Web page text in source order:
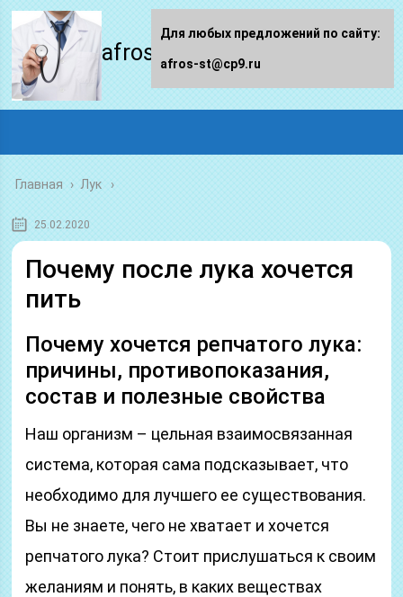
afros-st.ru
Главная › Лук
25.02.2020
Почему после лука хочется
пить
Почему хочется репчатого лука:
причины, противопоказания,
состав и полезные свойства
Наш организм – цельная взаимосвязанная
система, которая сама подсказывает, что
необходимо для лучшего ее существования.
Вы не знаете, чего не хватает и хочется
репчатого лука? Стоит прислушаться к своим
желаниям и понять, в каких веществах
Для любых предложений по сайту:
afros-st@cp9.ru